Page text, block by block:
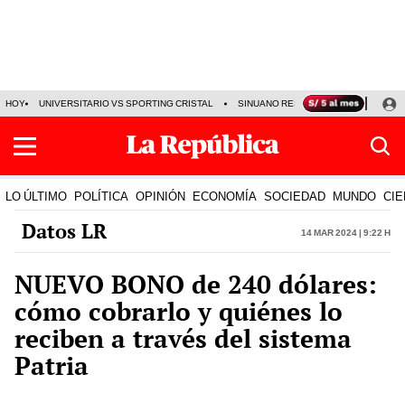
HOY UNIVERSITARIO VS SPORTING CRISTAL SINUANO RESULTADOS HOY
LO ÚLTIMO POLÍTICA OPINIÓN ECONOMÍA SOCIEDAD MUNDO
Datos LR 14 Mar 2024 | 9:22 h
NUEVO BONO de 240 dólares:
cómo cobrarlo y quiénes lo
reciben a través del sistema
Patria